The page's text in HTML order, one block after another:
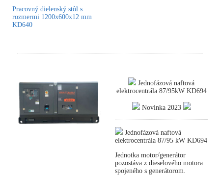
Pracovný dielenský stôl s
rozmermi 1200x600x12 mm
KD640
Jednofázová naftová
elektrocentrála 87/95kW KD694
Novinka 2023
Jednofázová naftová
elektrocentrála 87/95 kW KD694
Jednotka motor/generátor
pozostáva z dieselového motora
spojeného s generátorom.